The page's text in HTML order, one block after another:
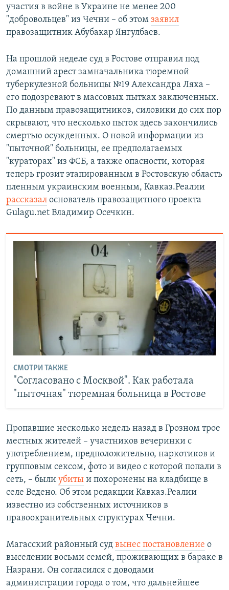
участия в войне в Украине не менее 200
"добровольцев" из Чечни – об этом заявил
правозащитник Абубакар Янгулбаев.
На прошлой неделе суд в Ростове отправил под
домашний арест замначальника тюремной
туберкулезной больницы №19 Александра Ляха –
его подозревают в массовых пытках заключенных.
По данным правозащитников, силовики до сих пор
скрывают, что несколько пыток здесь закончились
смертью осужденных. О новой информации из
"пыточной" больницы, ее предполагаемых
"кураторах" из ФСБ, а также опасности, которая
теперь грозит этапированным в Ростовскую область
пленным украинским военным, Кавказ.Реалии
рассказал основатель правозащитного проекта
Gulagu.net Владимир Осечкин.
СМОТРИ ТАКЖЕ
"Согласовано с Москвой". Как работала
"пыточная" тюремная больница в Ростове
Пропавшие несколько недель назад в Грозном трое
местных жителей – участников вечеринки с
употреблением, предположительно, наркотиков и
групповым сексом, фото и видео с которой попали в
сеть, – были убиты и похоронены на кладбище в
селе Ведено. Об этом редакции Кавказ.Реалии
известно из собственных источников в
правоохранительных структурах Чечни.
Магасский районный суд вынес постановление о
выселении восьми семей, проживающих в бараке в
Назрани. Он согласился с доводами
администрации города о том, что дальнейшее